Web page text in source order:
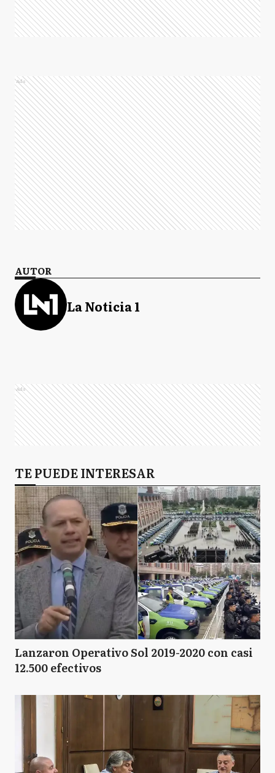
Ads
AUTOR
La Noticia 1
Ads
TE PUEDE INTERESAR
Lanzaron Operativo Sol 2019-2020 con casi
12.500 efectivos